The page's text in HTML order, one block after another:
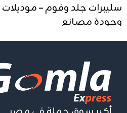
سليبرات جلد وفوم –
وجودة مصانع
الكمية: دستة (12 قطعة)
السعر يبدأ من: 480 جنيه للدستة
مقاسات كاملة – من 25 حتى 45
توصيل لجميع المحافظات